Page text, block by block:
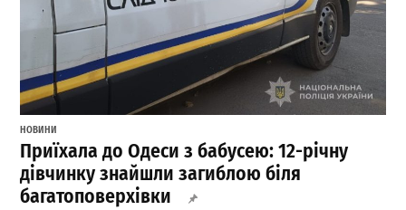
НОВИНИ
Приїхала до Одеси з бабусею: 12-річну
дівчинку знайшли загиблою біля
багатоповерхівки